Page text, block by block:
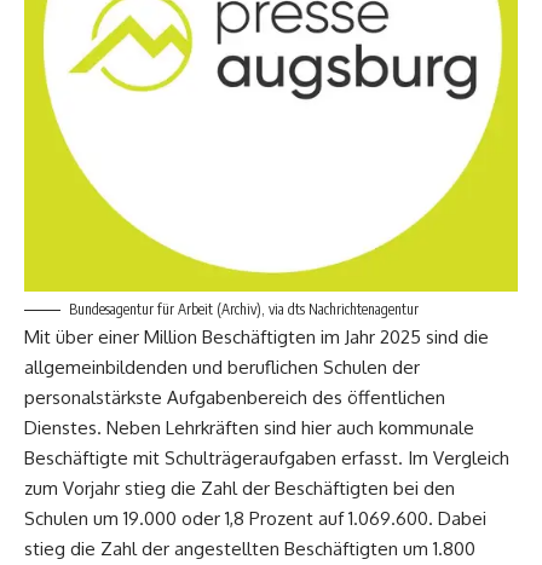
Bundesagentur für Arbeit (Archiv), via dts Nachrichtenagentur
Mit über einer Million Beschäftigten im Jahr 2025 sind die
allgemeinbildenden und beruflichen Schulen der
personalstärkste Aufgabenbereich des öffentlichen
Dienstes. Neben Lehrkräften sind hier auch kommunale
Beschäftigte mit Schulträgeraufgaben erfasst. Im Vergleich
zum Vorjahr stieg die Zahl der Beschäftigten bei den
Schulen um 19.000 oder 1,8 Prozent auf 1.069.600. Dabei
stieg die Zahl der angestellten Beschäftigten um 1.800